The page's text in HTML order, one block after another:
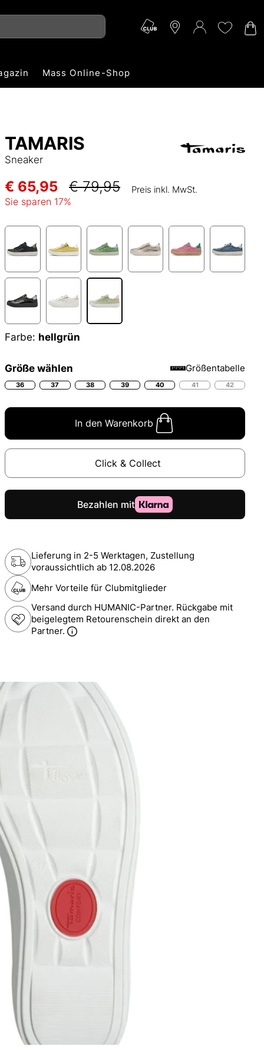
Mass Online-Shop
TAMARIS
Sneaker
€ 65,95 € 79,95 Preis inkl. MwSt.
Sie sparen 17%
Farbe: hellgrün
Größe wählen Größentabelle
36 37 38 39 40 41 42
In den Warenkorb
Click & Collect
Lieferung in 2-5 Werktagen, Zustellung
voraussichtlich ab 12.08.2026
Mehr Vorteile für Clubmitglieder
Versand durch HUMANIC-Partner. Rückgabe mit
beigelegtem Retourenschein direkt an den
Partner.